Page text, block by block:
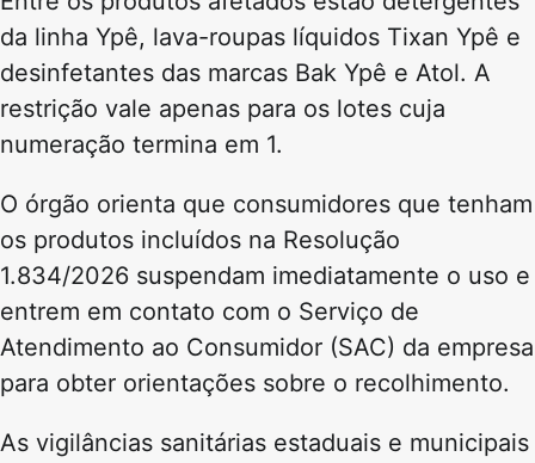
da linha Ypê, lava-roupas líquidos Tixan Ypê e
desinfetantes das marcas Bak Ypê e Atol. A
restrição vale apenas para os lotes cuja
numeração termina em 1.
O órgão orienta que consumidores que tenham
os produtos incluídos na Resolução
1.834/2026 suspendam imediatamente o uso e
entrem em contato com o Serviço de
Atendimento ao Consumidor (SAC) da empresa
para obter orientações sobre o recolhimento.
As vigilâncias sanitárias estaduais e municipais